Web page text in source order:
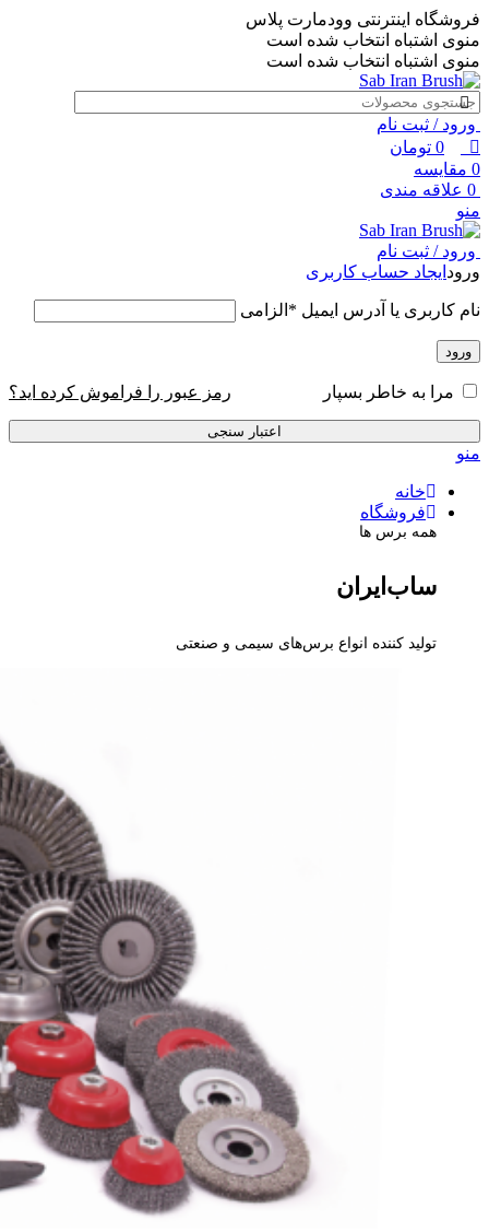
فروشگاه اینترنتی وودمارت پلاس
منوی اشتباه انتخاب شده است
منوی اشتباه انتخاب شده است
ورود / ثبت نام
0 تومان
0 مقایسه
0 علاقه مندی
منو
ورود / ثبت نام
ورود ایجاد حساب کاربری
نام کاربری یا آدرس ایمیل * الزامی
ورود
رمز عبور را فراموش کرده اید؟ مرا به خاطر بسپار
اعتبار سنجی
منو
خانه
فروشگاه
همه برس ها
ساب‌ایران
تولید کننده انواع برس‌های سیمی و صنعتی